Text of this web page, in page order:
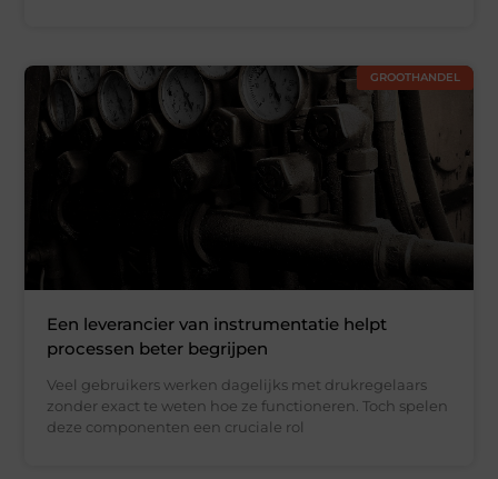
GROOTHANDEL
Een leverancier van instrumentatie helpt
processen beter begrijpen
Veel gebruikers werken dagelijks met drukregelaars
zonder exact te weten hoe ze functioneren. Toch spelen
deze componenten een cruciale rol